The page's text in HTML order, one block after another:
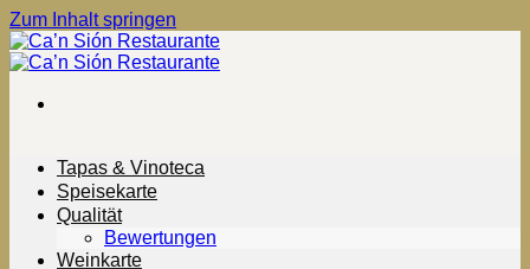
Zum Inhalt springen
Tapas & Vinoteca
Speisekarte
Qualität
Bewertungen
Weinkarte